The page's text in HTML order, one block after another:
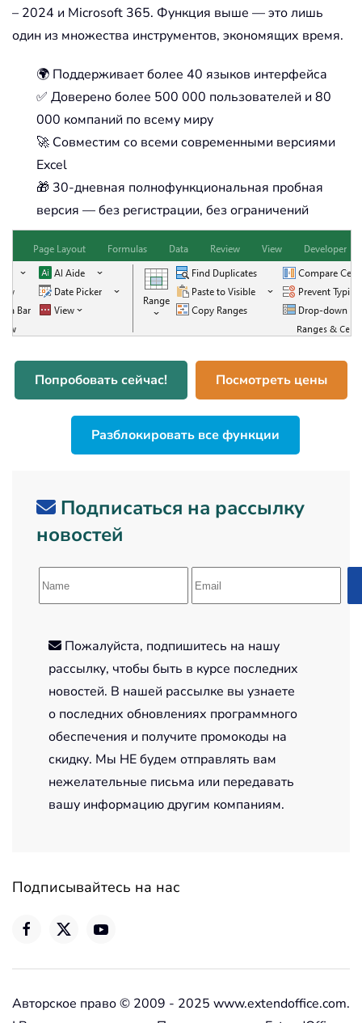
– 2024 и Microsoft 365. Функция выше — это лишь
один из множества инструментов, экономящих время.
🌍 Поддерживает более 40 языков интерфейса
✅ Доверено более 500 000 пользователей и 80
000 компаний по всему миру
🚀 Совместим со всеми современными версиями
Excel
🎁 30-дневная полнофункциональная пробная
версия — без регистрации, без ограничений
Попробовать сейчас! Посмотреть цены
Разблокировать все функции
Подписаться на рассылку
новостей
Пожалуйста, подпишитесь на нашу
рассылку, чтобы быть в курсе последних
новостей. В нашей рассылке вы узнаете
о последних обновлениях программного
обеспечения и получите промокоды на
скидку. Мы НЕ будем отправлять вам
нежелательные письма или передавать
вашу информацию другим компаниям.
Подписывайтесь на нас
Авторское право © 2009 - 2025 www.extendoffice.com.